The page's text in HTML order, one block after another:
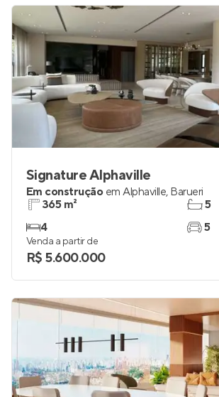
Signature Alphaville
Em construção em Alphaville, Barueri
365 m²
4
5
5
Venda a partir de
R$ 5.600.000